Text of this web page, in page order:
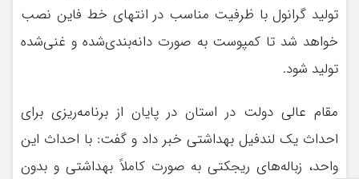
تولید گرانول با ظرفیت مناسب در انتهای خط فاین نصب
خواهد شد تا کمپوست به صورت دانه‌بندی‌شده و غنی‌شده
تولید شود.
مقام عالی دولت در استان در پایان از برنامه‌ریزی برای
احداث یک لندفیل بهداشتی خبر داد و گفت: با احداث این
واحد، زباله‌های ریجکتی به صورت کاملاً بهداشتی و بدون